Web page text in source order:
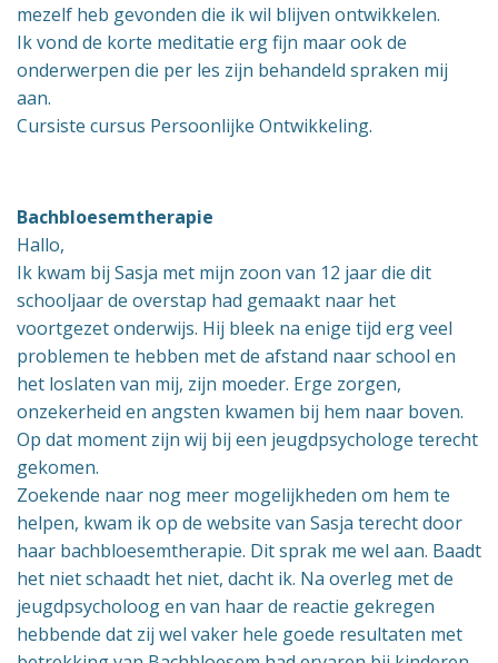
mezelf heb gevonden die ik wil blijven ontwikkelen.
Ik vond de korte meditatie erg fijn maar ook de
onderwerpen die per les zijn behandeld spraken mij
aan.
Cursiste cursus Persoonlijke Ontwikkeling.
Bachbloesemtherapie
Hallo,
Ik kwam bij Sasja met mijn zoon van 12 jaar die dit
schooljaar de overstap had gemaakt naar het
voortgezet onderwijs. Hij bleek na enige tijd erg veel
problemen te hebben met de afstand naar school en
het loslaten van mij, zijn moeder. Erge zorgen,
onzekerheid en angsten kwamen bij hem naar boven.
Op dat moment zijn wij bij een jeugdpsychologe terecht
gekomen.
Zoekende naar nog meer mogelijkheden om hem te
helpen, kwam ik op de website van Sasja terecht door
haar bachbloesemtherapie. Dit sprak me wel aan. Baadt
het niet schaadt het niet, dacht ik. Na overleg met de
jeugdpsycholoog en van haar de reactie gekregen
hebbende dat zij wel vaker hele goede resultaten met